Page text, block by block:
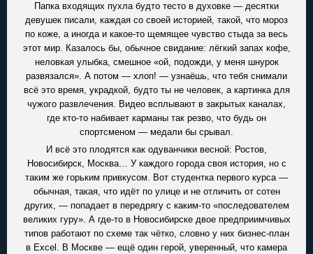
Папка входящих пухла будто тесто в духовке — десятки
девушек писали, каждая со своей историей, такой, что мороз
по коже, а иногда и какое-то щемящее чувство стыда за весь
этот мир. Казалось бы, обычное свидание: лёгкий запах кофе,
неловкая улыбка, смешное «ой, подожди, у меня шнурок
развязался». А потом — хлоп! — узнаёшь, что тебя снимали
всё это время, украдкой, будто ты не человек, а картинка для
чужого развлечения. Видео всплывают в закрытых каналах,
где кто-то набивает карманы так резво, что будь он
спортсменом — медали бы срывал.
И всё это плодятся как одуванчики весной: Ростов,
Новосибирск, Москва… У каждого города своя история, но с
таким же горьким привкусом. Вот студентка первого курса —
обычная, такая, что идёт по улице и не отличить от сотен
других, — попадает в передрягу с каким-то «последователем
великих гуру». А где-то в Новосибирске двое предприимчивых
типов работают по схеме так чётко, словно у них бизнес-план
в Excel. В Москве — ещё один герой, уверенный, что камера